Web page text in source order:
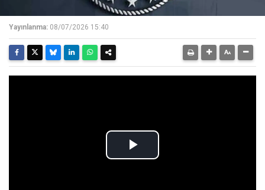
Yayınlanma: 08/07/2026 15:40